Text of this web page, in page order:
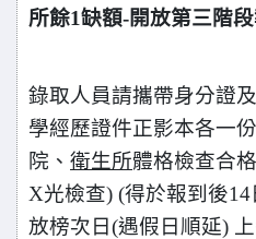
所餘1缺額-開放第三階
錄取人員請攜帶身分證
學經歷證件正影本各一
院、 衛生所體格檢查合
X光檢查) (得於報到後
放榜次日(遇假日順延)